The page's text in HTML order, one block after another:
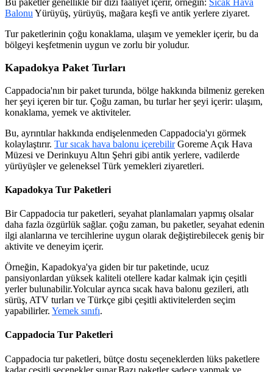
Balonu Yürüyüş, yürüyüş, mağara keşfi ve antik yerlere ziyaret.
Tur paketlerinin çoğu konaklama, ulaşım ve yemekler içerir, bu da
bölgeyi keşfetmenin uygun ve zorlu bir yoludur.
Kapadokya Paket Turları
Cappadocia'nın bir paket turunda, bölge hakkında bilmeniz gereken
her şeyi içeren bir tur. Çoğu zaman, bu turlar her şeyi içerir: ulaşım,
konaklama, yemek ve aktiviteler.
Bu, ayrıntılar hakkında endişelenmeden Cappadocia'yı görmek
kolaylaştırır. Tur sıcak hava balonu içerebilirGoreme Açık Hava
Müzesi ve Derinkuyu Altın Şehri gibi antik yerlere, vadilerde
yürüyüşler ve geleneksel Türk yemekleri ziyaretleri.
Kapadokya Tur Paketleri
Bir Cappadocia tur paketleri, seyahat planlamaları yapmış olsalar
daha fazla özgürlük sağlar. çoğu zaman, bu paketler, seyahat edenin
ilgi alanlarına ve tercihlerine uygun olarak değiştirebilecek geniş bir
aktivite ve deneyim içerir.
Örneğin, Kapadokya'ya giden bir tur paketinde, ucuz
pansiyonlardan yüksek kaliteli otellere kadar kalmak için çeşitli
yerler bulunabilir.Yolcular ayrıca sıcak hava balonu gezileri, atlı
sürüş, ATV turları ve Türkçe gibi çeşitli aktivitelerden seçim
yapabilirler. Yemek sınıfı.
Cappadocia Tur Paketleri
Cappadocia tur paketleri, bütçe dostu seçeneklerden lüks paketlere
kadar çeşitli seçenekler sunar.Bazı paketler sadece yapmak ve